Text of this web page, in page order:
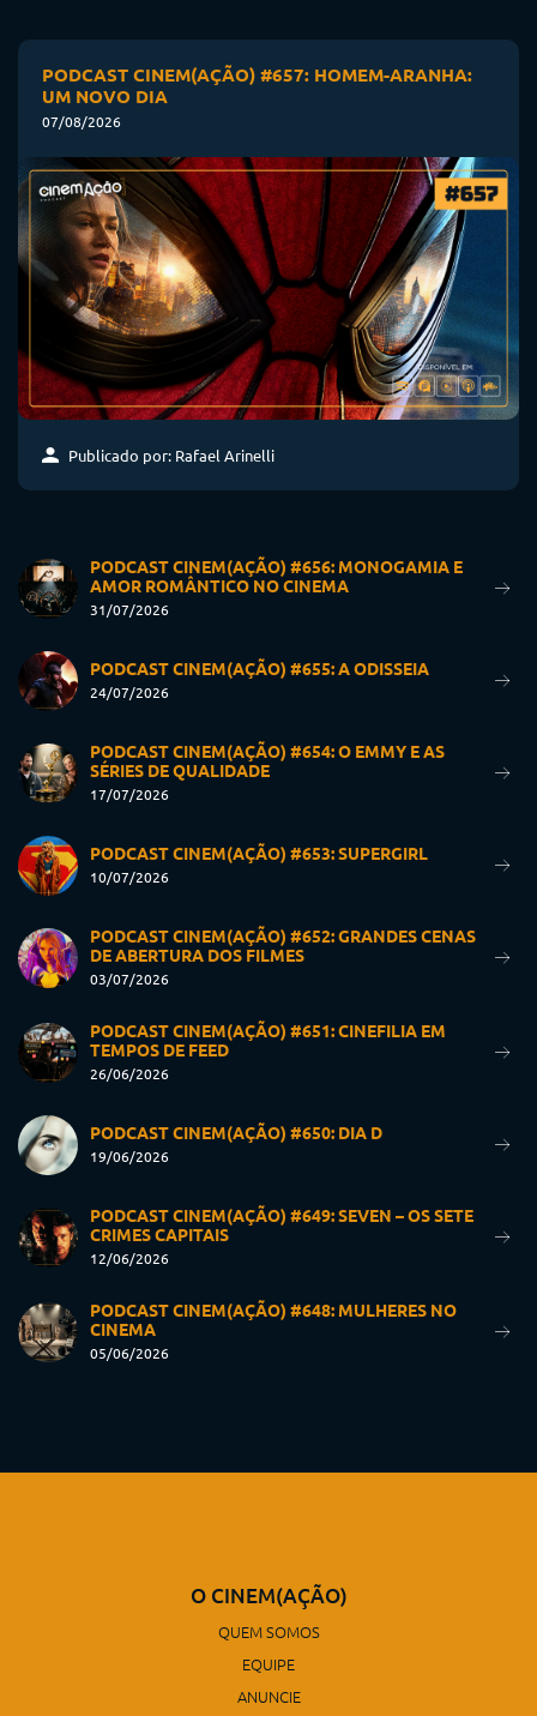
PODCAST CINEM(AÇÃO) #657: HOMEM-ARANHA:
UM NOVO DIA
07/08/2026
Publicado por: Rafael Arinelli
PODCAST CINEM(AÇÃO) #656: MONOGAMIA E
AMOR ROMÂNTICO NO CINEMA
31/07/2026
PODCAST CINEM(AÇÃO) #655: A ODISSEIA
24/07/2026
PODCAST CINEM(AÇÃO) #654: O EMMY E AS
SÉRIES DE QUALIDADE
17/07/2026
PODCAST CINEM(AÇÃO) #653: SUPERGIRL
10/07/2026
PODCAST CINEM(AÇÃO) #652: GRANDES CENAS
DE ABERTURA DOS FILMES
03/07/2026
PODCAST CINEM(AÇÃO) #651: CINEFILIA EM
TEMPOS DE FEED
26/06/2026
PODCAST CINEM(AÇÃO) #650: DIA D
19/06/2026
PODCAST CINEM(AÇÃO) #649: SEVEN – OS SETE
CRIMES CAPITAIS
12/06/2026
PODCAST CINEM(AÇÃO) #648: MULHERES NO
CINEMA
05/06/2026
O CINEM(AÇÃO)
QUEM SOMOS
EQUIPE
ANUNCIE